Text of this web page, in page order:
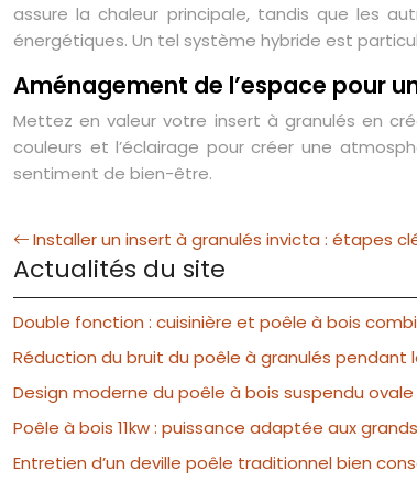
assure la chaleur principale, tandis que les
énergétiques. Un tel système hybride est
Aménagement de l’espace pour
Mettez en valeur votre insert à granulés en
couleurs et l’éclairage pour créer une
sentiment de bien-être.
Installer un insert à granulés invicta : étapes
Actualités du site
Double fonction : cuisinière et poêle à bois
Réduction du bruit du poêle à granulés
Design moderne du poêle à bois suspendu ovale
Poêle à bois 11kw : puissance adaptée aux
Entretien d’un deville poêle traditionnel bien